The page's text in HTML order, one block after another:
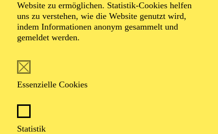
Website zu ermöglichen. Statistik-Cookies helfen
uns zu verstehen, wie die Website genutzt wird,
indem Informationen anonym gesammelt und
gemeldet werden.
Essenzielle Cookies
Statistik